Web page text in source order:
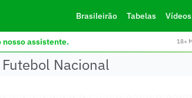
Brasileirão Tabelas Vídeos
nosso assistente. 18+
Futebol Nacional